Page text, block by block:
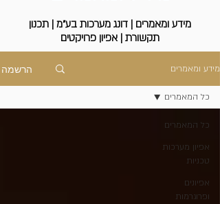
מידע ומאמרים | דונג מערכות בע"מ | תכנון
תקשורת | אפיון פרויקטים
מידע ומאמרים הרשמה
כל המאמרים
אפיון מערכות
טכניות
אפיונים
ופרוגרמות
כל המאמרים